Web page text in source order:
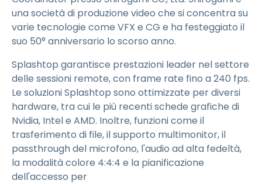
una società di produzione video che si concentra su
varie tecnologie come VFX e CG e ha festeggiato il
suo 50° anniversario lo scorso anno.
Splashtop garantisce prestazioni leader nel settore
delle sessioni remote, con frame rate fino a 240 fps.
Le soluzioni Splashtop sono ottimizzate per diversi
hardware, tra cui le più recenti schede grafiche di
Nvidia, Intel e AMD. Inoltre, funzioni come il
trasferimento di file, il supporto multimonitor, il
passthrough del microfono, l'audio ad alta fedeltà,
la modalità colore 4:4:4 e la pianificazione
dell'accesso per